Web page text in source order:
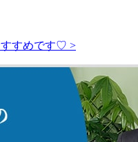
すめです♡ >